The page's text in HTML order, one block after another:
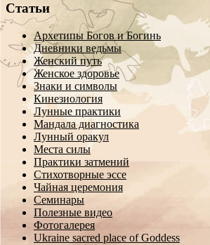
Статьи
Архетипы Богов и Богинь
Дневники ведьмы
Женский путь
Женское здоровье
Знаки и символы
Кинезиология
Лунные практики
Мандала диагностика
Лунный оракул
Места силы
Практики затмений
Стихотворные эссе
Чайная церемония
Семинары
Полезные видео
Фотогалерея
Ukraine sacred place of Goddess